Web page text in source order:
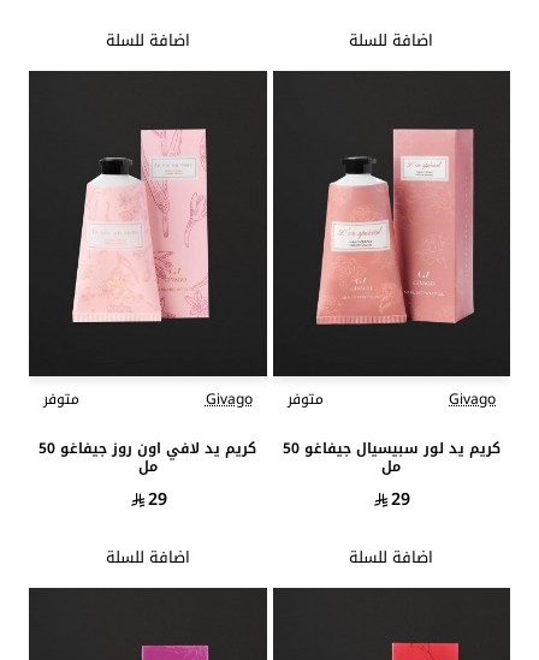
اضافة للسلة اضافة للسلة
جديد Givago
متوفر
كريم يد لور سبيسيال جيفاغو 50
مل
29
اضافة للسلة
جديد Givago
متوفر
كريم يد لافي اون روز جيفاغو 50
مل
29
اضافة للسلة